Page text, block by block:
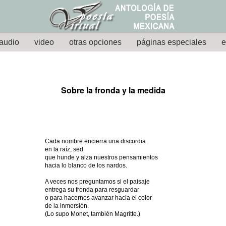
video otras opciones páginas especiales
Sobre la fronda y la medida
Cada nombre encierra una discordia
en la raíz, sed
que hunde y alza nuestros pensamientos
hacia lo blanco de los nardos.
A veces nos preguntamos si el paisaje
entrega su fronda para resguardar
o para hacernos avanzar hacia el color
de la inmersión.
(Lo supo Monet, también Magritte.)